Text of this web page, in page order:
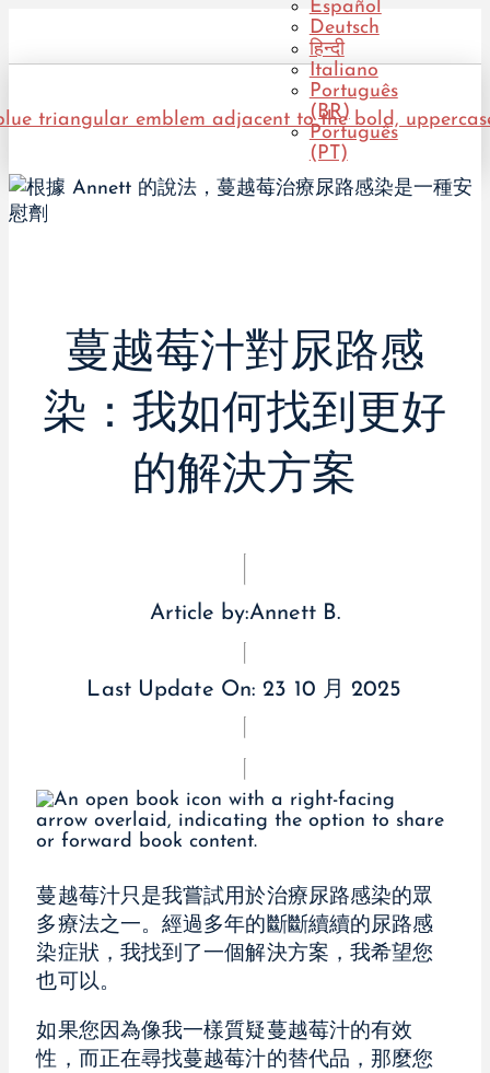
Español
Deutsch
हिन्दी
Italiano
Português
(BR)
Português
(PT)
蔓越莓汁對尿路感
染：我如何找到更好
的解決方案
Article by:Annett B.
Last Update On:23 10 月 2025
蔓越莓汁只是我嘗試用於治療尿路感染的眾
多療法之一。經過多年的斷斷續續的尿路感
染症狀，我找到了一個解決方案，我希望您
也可以。
如果您因為像我一樣質疑蔓越莓汁的有效
性，而正在尋找蔓越莓汁的替代品，那麼您